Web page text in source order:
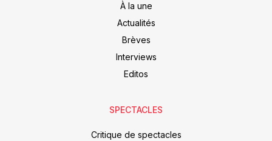
À la une
Actualités
Brèves
Interviews
Editos
SPECTACLES
Critique de spectacles